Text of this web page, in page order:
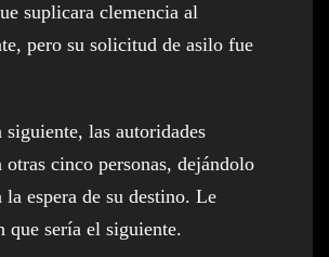
suplicara clemencia al
pero su solicitud de asilo fue
siguiente, las autoridades
otras cinco personas, dejándolo
la espera de su destino. Le
que sería el siguiente.